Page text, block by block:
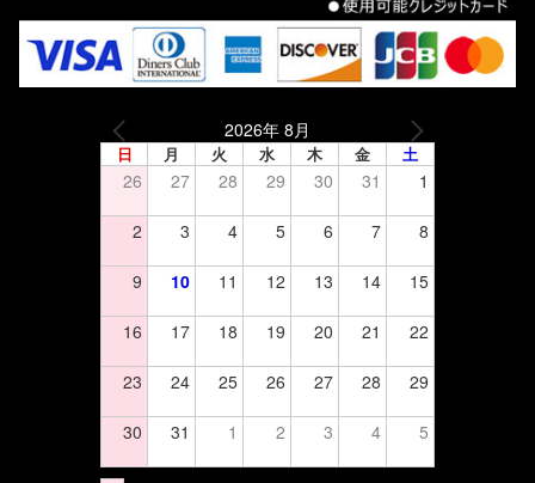
2026年 8月
日 月 火 水 木 金 土
26 27 28 29 30 31 1
2 3 4 5 6 7 8
9 10 11 12 13 14 15
16 17 18 19 20 21 22
23 24 25 26 27 28 29
30 31 1 2 3 4 5